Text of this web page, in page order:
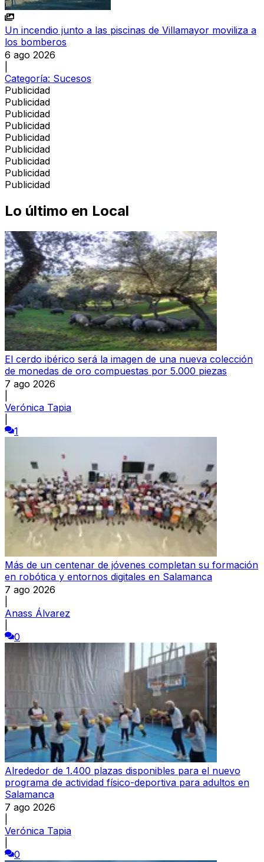
Un incendio junto a las piscinas de Villamayor moviliza a
los bomberos
6 ago 2026
Categoría: Sucesos
Publicidad
Publicidad
Publicidad
Publicidad
Publicidad
Publicidad
Publicidad
Publicidad
Publicidad
Lo último en Local
El cerdo ibérico será la imagen de una nueva colección
de monedas de oro compuestas por 5.000 piezas
7 ago 2026
Verónica Tapia
1
Más de un centenar de jóvenes completan su formación
en robótica y entornos digitales en Salamanca
7 ago 2026
Anass Álvarez
0
Alrededor de 1.400 plazas disponibles para el nuevo
programa de actividad físico-deportiva para adultos en
Salamanca
7 ago 2026
Verónica Tapia
0